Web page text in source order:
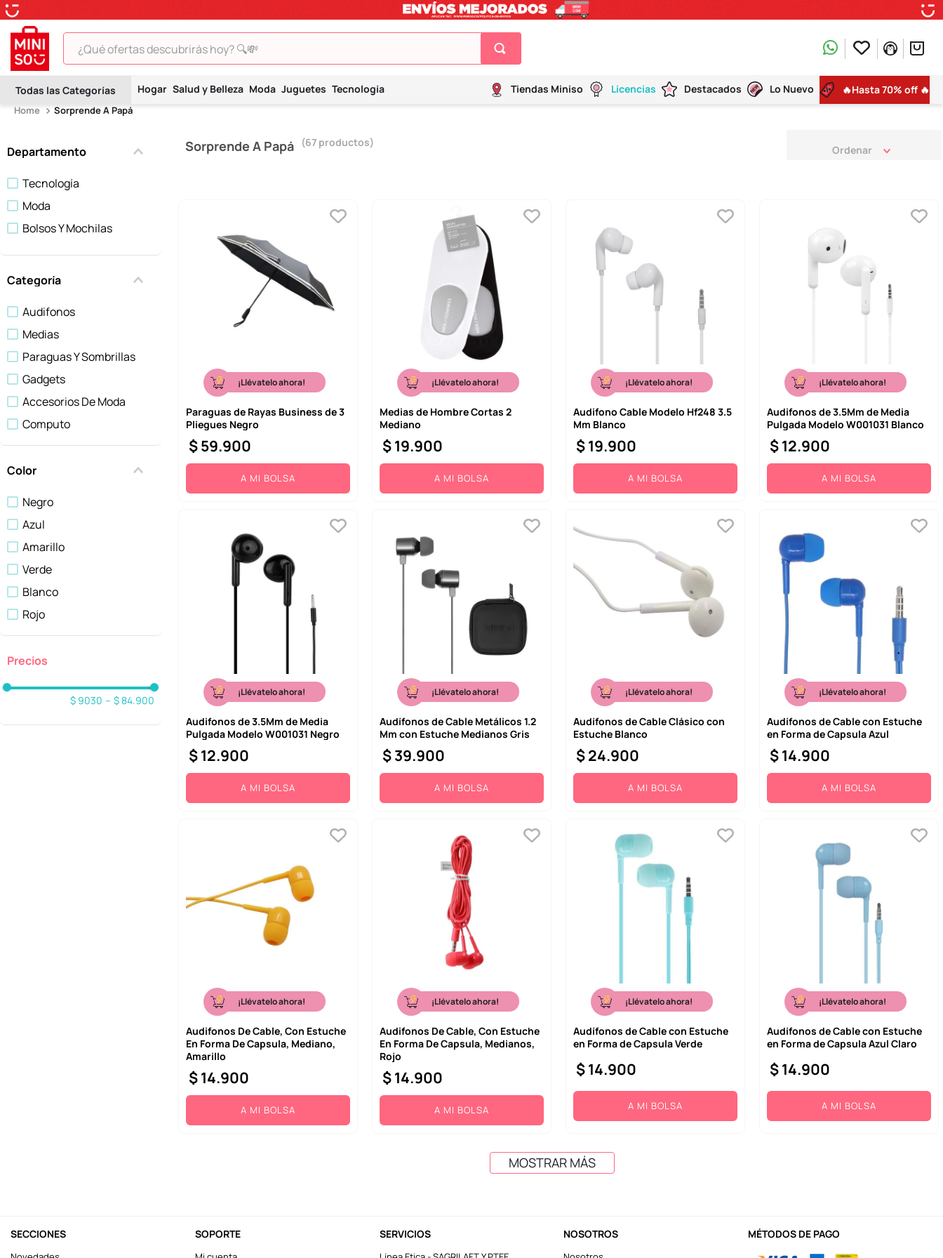
¿Qué ofertas descubrirás hoy? 🔍💸
Hogar Salud y Belleza Moda Juguetes Tecnología Tiendas Miniso Licencias Destacados Lo Nuevo 🔥Hasta 70% off 🔥
Sorprende A Papá
Departamento
Tecnología
Moda
Bolsos Y Mochilas
Categoría
Audifonos
Medias
Paraguas Y Sombrillas
Gadgets
Accesorios De Moda
Computo
Maletas y Morrales
Gorras Y Sombreros
Color
Negro
Azul
Amarillo
Verde
Blanco
Rojo
$ 9030 – $ 84.900
Sorprende A Papá 67 productos
¡Llévatelo ahora!
Paraguas de Rayas Business de 3
Pliegues Negro
$59.900
A MI BOLSA
¡Llévatelo ahora!
Medias de Hombre Cortas 2
Mediano
$19.900
A MI BOLSA
¡Llévatelo ahora!
Audifono Cable Modelo Hf248 3.5
Mm Blanco
$19.900
A MI BOLSA
¡Llévatelo ahora!
Audifonos de 3.5Mm de Media
Pulgada Modelo W001031 Blanco
$12.900
A MI BOLSA
¡Llévatelo ahora!
Audifonos de 3.5Mm de Media
Pulgada Modelo W001031 Negro
$12.900
A MI BOLSA
¡Llévatelo ahora!
Audífonos de Cable Metálicos 1.2
Mm con Estuche Medianos Gris
$39.900
A MI BOLSA
¡Llévatelo ahora!
Audífonos de Cable Clásico con
Estuche Blanco
$24.900
A MI BOLSA
¡Llévatelo ahora!
Audífonos de Cable con Estuche
en Forma de Capsula Azul
$14.900
A MI BOLSA
¡Llévatelo ahora!
Audifonos De Cable, Con Estuche
En Forma De Capsula, Mediano,
Amarillo
$14.900
A MI BOLSA
¡Llévatelo ahora!
Audifonos De Cable, Con Estuche
En Forma De Capsula, Medianos,
Rojo
$14.900
A MI BOLSA
¡Llévatelo ahora!
Audífonos de Cable con Estuche
en Forma de Capsula Verde
$14.900
A MI BOLSA
¡Llévatelo ahora!
Audífonos de Cable con Estuche
en Forma de Capsula Azul Claro
$14.900
A MI BOLSA
MOSTRAR MÁS
SECCIONES SOPORTE SERVICIOS NOSOTROS MÉTODOS DE PAGO
TÉRMINOS MÁS BUSCADOS
snoopy
6